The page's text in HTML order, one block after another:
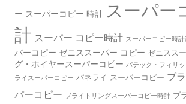
ー スーパーコピー 時計 スーパー
計 スーパー コピー時計 スーパーコピー時
パーコピー ゼニススーパー コピー ゼニスス
グ・ホイヤースーパーコピー パテック・フィリ
ライスーパーコピー パネライ スーパーコピー ブ
パーコピー ブライトリングスーパーコピー時計 ブ